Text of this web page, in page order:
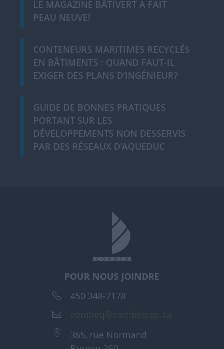
LE MAGAZINE BÂTIVERT A FAIT
PEAU NEUVE!
CONTENEURS MARITIMES RECYCLÉS
EN BÂTIMENTS : QUAND FAUT-IL
EXIGER DES PLANS D’INGÉNIEUR?
GUIDE DE BONNES PRATIQUES
PORTANT SUR LES
DÉVELOPPEMENTS NON DESSERVIS
PAR DES RÉSEAUX D’AQUEDUC
POUR NOUS JOINDRE
450 348-7178
365, rue Normand